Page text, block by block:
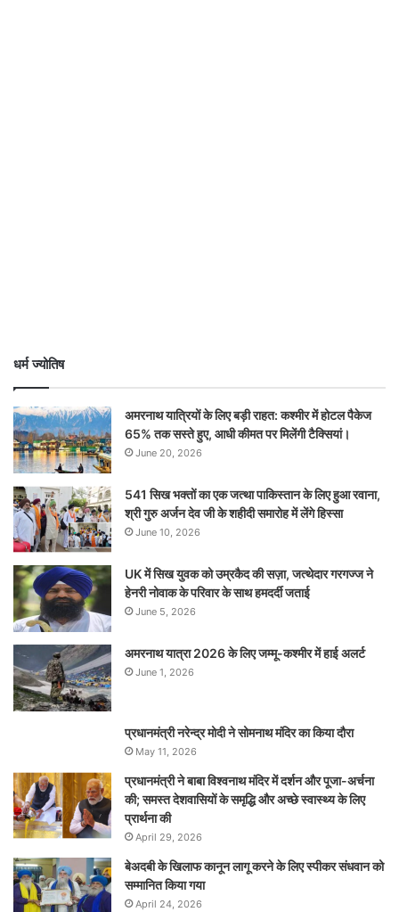
धर्म ज्योतिष
अमरनाथ यात्रियों के लिए बड़ी राहत: कश्मीर में होटल पैकेज
65% तक सस्ते हुए, आधी कीमत पर मिलेंगी टैक्सियां।
June 20, 2026
541 सिख भक्तों का एक जत्था पाकिस्तान के लिए हुआ रवाना,
श्री गुरु अर्जन देव जी के शहीदी समारोह में लेंगे हिस्सा
June 10, 2026
UK में सिख युवक को उम्रकैद की सज़ा, जत्थेदार गरगज्ज ने
हेनरी नोवाक के परिवार के साथ हमदर्दी जताई
June 5, 2026
अमरनाथ यात्रा 2026 के लिए जम्मू-कश्मीर में हाई अलर्ट
June 1, 2026
प्रधानमंत्री नरेन्‍द्र मोदी ने सोमनाथ मंदिर का किया दौरा
May 11, 2026
प्रधानमंत्री ने बाबा विश्वनाथ मंदिर में दर्शन और पूजा-अर्चना
की; समस्‍त देशवासियों के समृद्धि और अच्छे स्वास्थ्य के लिए
प्रार्थना की
April 29, 2026
बेअदबी के खिलाफ कानून लागू करने के लिए स्पीकर संधवान को
सम्मानित किया गया
April 24, 2026